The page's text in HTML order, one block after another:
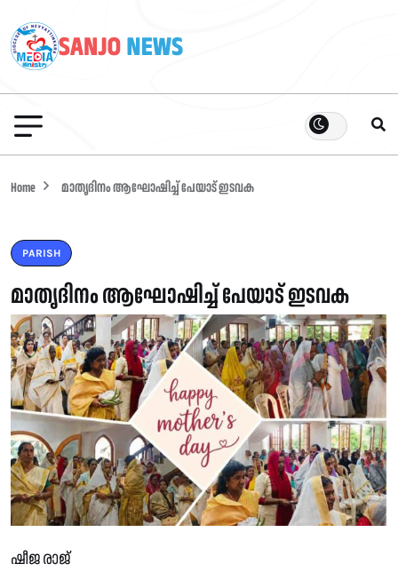
Home മാതൃദിനം ആഘോഷിച്ച് പേയാട് ഇടവക
PARISH
മാതൃദിനം ആഘോഷിച്ച് പേയാട് ഇടവക
ഷീജ രാജ്